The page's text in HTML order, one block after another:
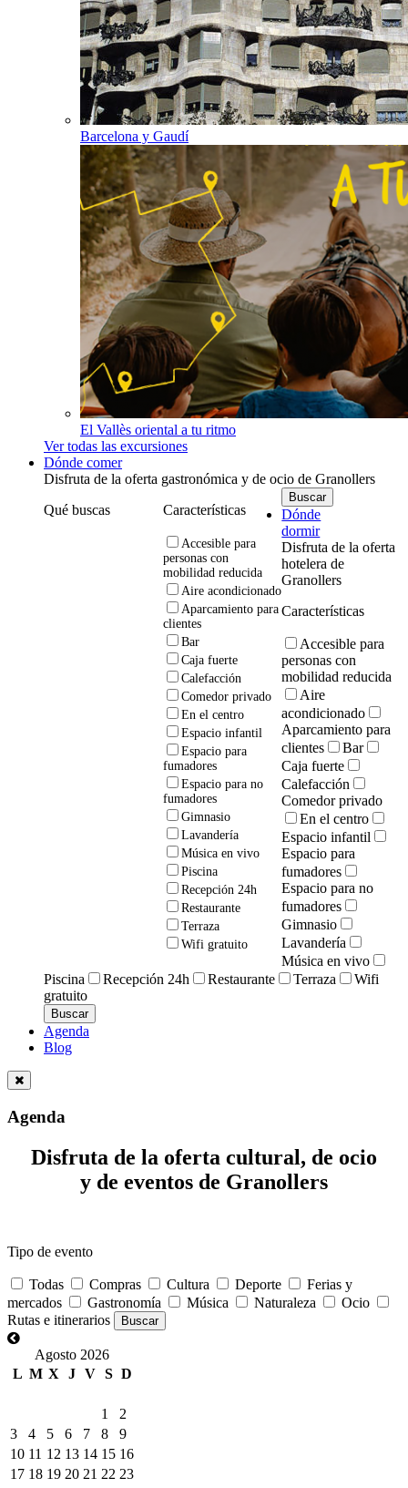
Barcelona y Gaudí
El Vallès oriental a tu ritmo
Ver todas las excursiones
Dónde comer
Disfruta de la oferta gastronómica y de ocio de Granollers
Qué buscas
Características
Accesible para
personas con
mobilidad reducida
Aire acondicionado
Aparcamiento para
clientes
Bar
Caja fuerte
Calefacción
Comedor privado
En el centro
Espacio infantil
Espacio para
fumadores
Espacio para no
fumadores
Gimnasio
Lavandería
Música en vivo
Piscina
Recepción 24h
Restaurante
Terraza
Wifi gratuito
Dónde
dormir
Disfruta de la oferta
hotelera de
Granollers
Características
Accesible para
personas con
mobilidad reducida
Aire
acondicionado
Aparcamiento para
clientes
Bar
Caja fuerte
Calefacción
Comedor privado
En el centro
Espacio infantil
Espacio para
fumadores
Espacio para no
fumadores
Gimnasio
Lavandería
Música en vivo
Piscina
Recepción 24h Restaurante Terraza
Wifi
gratuito
Agenda
Blog
Agenda
Disfruta de la oferta cultural, de ocio
y de eventos de Granollers
Tipo de evento
Todas Compras Cultura Deporte
Ferias y
mercados
Gastronomía Música Naturaleza
Ocio
Rutas e itinerarios
Agosto 2026
L M X J V S D
1
2
3
4 5 6 7 8
9
10 11 12 13 14 15 16
17 18 19 20 21 22 23